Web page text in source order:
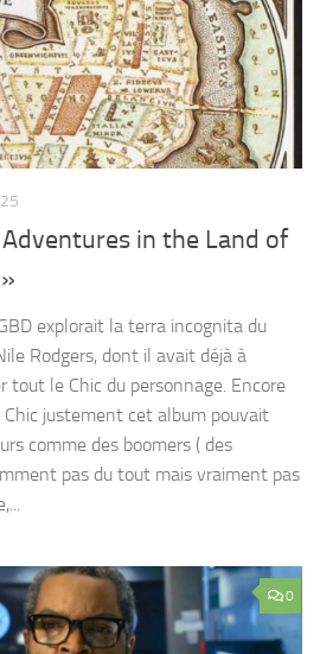
Adventures in the Land of
explorait la terra incognita du
Rodgers, dont il avait déjà à
tout le Chic du personnage. Encore
justement cet album pouvait
comme des boomers ( des
pas du tout mais vraiment pas
0